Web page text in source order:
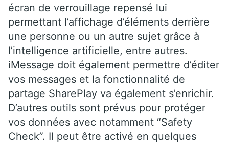
écran de verrouillage repensé lui
permettant l’affichage d’éléments derrière
une personne ou un autre sujet grâce à
l’intelligence artificielle, entre autres.
iMessage doit également permettre d’éditer
vos messages et la fonctionnalité de
partage SharePlay va également s’enrichir.
D’autres outils sont prévus pour protéger
vos données avec notamment “Safety
Check”. Il peut être activé en quelques